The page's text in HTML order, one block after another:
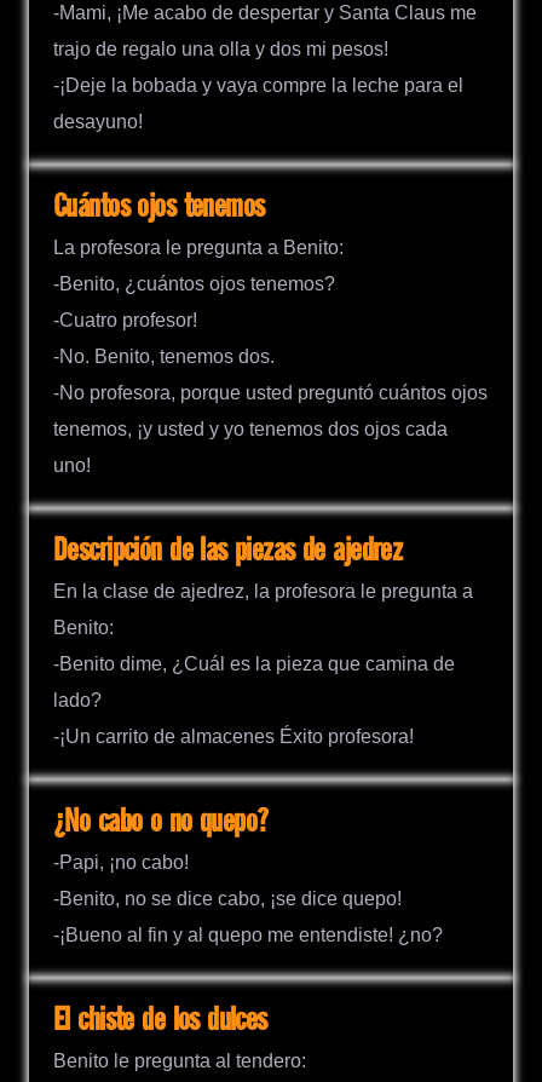
-Mami, ¡Me acabo de despertar y Santa Claus me
trajo de regalo una olla y dos mi pesos!
-¡Deje la bobada y vaya compre la leche para el
desayuno!
Cuántos ojos tenemos
La profesora le pregunta a Benito:
-Benito, ¿cuántos ojos tenemos?
-Cuatro profesor!
-No. Benito, tenemos dos.
-No profesora, porque usted preguntó cuántos ojos
tenemos, ¡y usted y yo tenemos dos ojos cada
uno!
Descripción de las piezas de ajedrez
En la clase de ajedrez, la profesora le pregunta a
Benito:
-Benito dime, ¿Cuál es la pieza que camina de
lado?
-¡Un carrito de almacenes Éxito profesora!
¿No cabo o no quepo?
-Papi, ¡no cabo!
-Benito, no se dice cabo, ¡se dice quepo!
-¡Bueno al fin y al quepo me entendiste! ¿no?
El chiste de los dulces
Benito le pregunta al tendero: